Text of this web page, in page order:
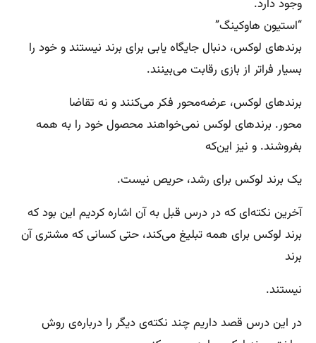
وجود دارد.
“استیون هاوکینگ”
برندهای لوکس، دنبال جایگاه یابی برای برند نیستند و خود را
بسیار فراتر از بازی رقابت می‌بینند.
برندهای لوکس، عرضه‌محور فکر می‌کنند و نه تقاضا
محور. برندهای لوکس نمی‌خواهند محصول خود را به همه
بفروشند. و نیز این‌که
یک برند لوکس برای رشد، حریص نیست.
آخرین نکته‌ای که در درس قبل به آن اشاره کردیم این بود که
برند لوکس برای همه تبلیغ می‌کند، حتی کسانی که مشتری آن
برند
نیستند.
در این درس قصد داریم چند نکته‌ی دیگر را درباره‌ی روش